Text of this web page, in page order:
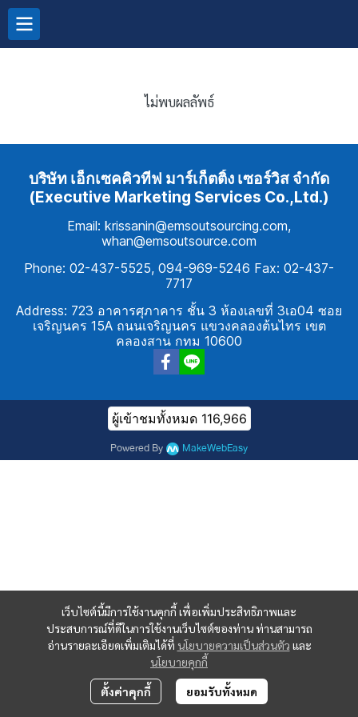
ไม่พบผลลัพธ์
เว็บไซต์นี้มีการใช้งานคุกกี้ เพื่อเพิ่มประสิทธิภาพและ
ประสบการณ์ที่ดีในการใช้งานเว็บไซต์ของท่าน ท่านสามารถ
อ่านรายละเอียดเพิ่มเติมได้ที่ นโยบายความเป็นส่วนตัว และ
นโยบายคุกกี้
ตั้งค่าคุกกี้ ยอมรับทั้งหมด
บริษัท เอ็กเซคคิวทีฟ มาร์เก็ตติ้ง เซอร์วิส จำกัด
(Executive Marketing Services Co.,Ltd.)
Email: krissanin@emsoutsourcing.com,
whan@emsoutsource.com
Phone: 02-437-5525, 094-969-5246 Fax: 02-437-
7717
Address: 723 อาคารศุภาคาร ชั้น 3 ห้องเลขที่ 3เอ04 ซอย
เจริญนคร 15A ถนนเจริญนคร แขวงคลองต้นไทร เขต
คลองสาน กทม 10600
ผู้เข้าชมทั้งหมด 116,966
Powered By MakeWebEasy